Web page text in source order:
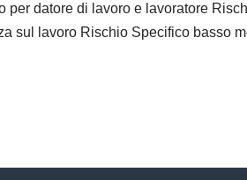
datore di lavoro e lavoratore
sul lavoro Rischio Specifico basso